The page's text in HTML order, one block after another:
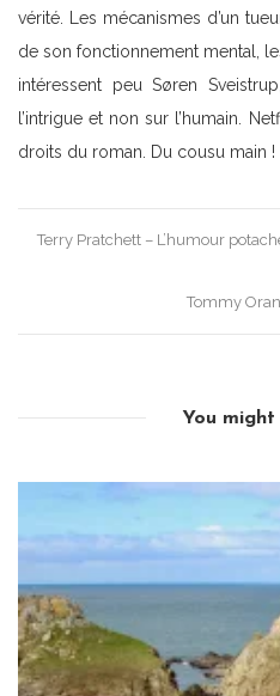
vérité. Les mécanismes d’un
de son fonctionnement mental,
intéressent peu Søren
l’intrigue et non sur l’humain.
droits du roman. Du cousu main !
Post
Terry Pratchett – L’humour
Tommy
You might